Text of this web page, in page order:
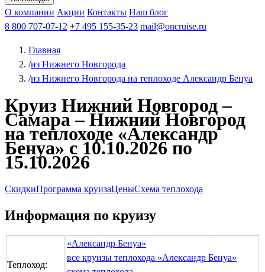
Чебоксарыиз Волгоградаиз Саратова Все города
КазаньВ Нижний НовгородВ ПермьВ Ростов-на-Дону
РыбинскНа СоловкиНа ВалаамПо ОкеПо Енисею
Афанасий Никитин Октябрьская революция
ФединАлександр СвешниковИван
МироновА.С.Попов
О компании Акции Контакты Наш блог
8 800 707-07-12 +7 495 155-35-23 mail@oncruise.ru
Главная
/из Нижнего Новгорода
/из Нижнего Новгорода на теплоходе Александр Бенуа
Круиз Нижний Новгород –
Самара – Нижний Новгород
на теплоходе «Александр
Бенуа» с 10.10.2026 по
15.10.2026
СкидкиПрограмма круизаЦеныСхема теплохода
Информация по круизу
Теплоход:
«Александр Бенуа»
все круизы теплохода «Александр Бенуа»